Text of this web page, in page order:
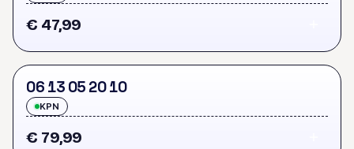
€ 47,99
06 13 05 2010
KPN
€ 79,99